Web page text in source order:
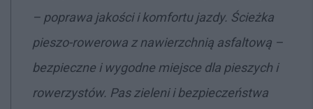
– poprawa jakości i komfortu jazdy. Ścieżka
pieszo-rowerowa z nawierzchnią asfaltową –
bezpieczne i wygodne miejsce dla pieszych i
rowerzystów. Pas zieleni i bezpieczeństwa